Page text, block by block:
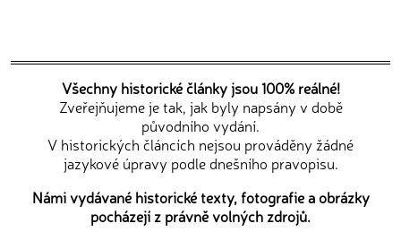
Všechny historické články jsou 100% reálné!
Zveřejňujeme je tak, jak byly napsány v době
původního vydání.
V historických článcích nejsou prováděny žádné
jazykové úpravy podle dnešního pravopisu.
Námi vydávané historické texty, fotografie a obrázky
pocházejí z právně volných zdrojů.